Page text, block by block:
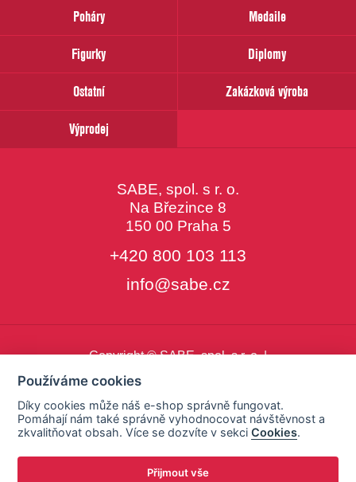
email
Poháry
Medaile
Figurky
Diplomy
Ostatní
Zakázková výroba
Výprodej
SABE, spol. s r. o.
Na Březince 8
150 00 Praha 5
+420 800 103 113
info@sabe.cz
Copyright © SABE, spol. s r. o. |
Používáme cookies
Díky cookies může náš e-shop správně fungovat.
Pomáhají nám také správně vyhodnocovat návštěvnost a
zkvalitňovat obsah. Více se dozvíte v sekciCookies.
Přijmout vše